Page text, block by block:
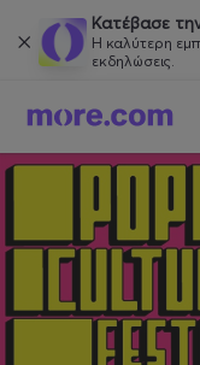
Κατέβασε
Η καλύτερη
εκδηλώσεις.